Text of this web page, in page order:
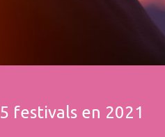
5 festivals en 2021